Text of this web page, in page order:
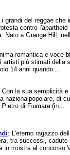
i grandi del reggae che
contro
Nato a Grange Hill,
romantica e voce
artisti più stimati della
14 anni quando...
Con la sua semplicità
nazionalpopolare, di
di Fiumara (in...
: L'eterno ragazzo
tra successi,
in mostra al concorso